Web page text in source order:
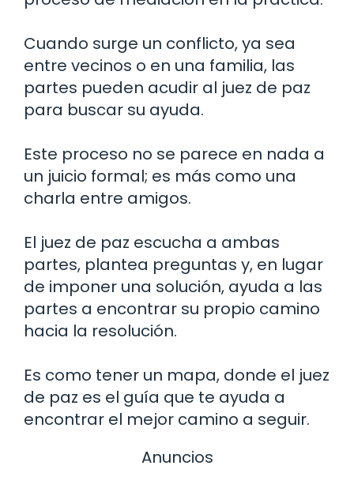
Cuando surge un conflicto, ya sea
entre vecinos o en una familia, las
partes pueden acudir al juez de paz
para buscar su ayuda.
Este proceso no se parece en nada a
un juicio formal; es más como una
charla entre amigos.
El juez de paz escucha a ambas
partes, plantea preguntas y, en lugar
de imponer una solución, ayuda a las
partes a encontrar su propio camino
hacia la resolución.
Es como tener un mapa, donde el juez
de paz es el guía que te ayuda a
encontrar el mejor camino a seguir.
Anuncios